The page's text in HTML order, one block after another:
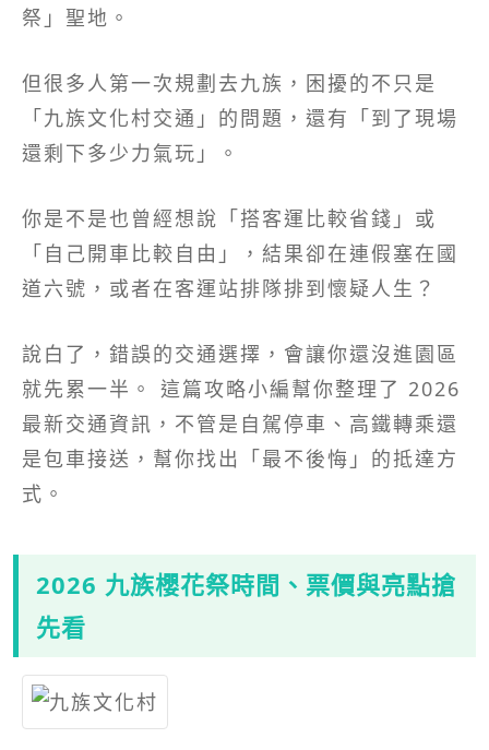
祭」聖地。
但很多人第一次規劃去九族，困擾的不只是
「九族文化村交通」的問題，還有「到了現場
還剩下多少力氣玩」。
你是不是也曾經想說「搭客運比較省錢」或
「自己開車比較自由」，結果卻在連假塞在國
道六號，或者在客運站排隊排到懷疑人生？
說白了，錯誤的交通選擇，會讓你還沒進園區
就先累一半。 這篇攻略小編幫你整理了 2026
最新交通資訊，不管是自駕停車、高鐵轉乘還
是包車接送，幫你找出「最不後悔」的抵達方
式。
2026 九族櫻花祭時間、票價與亮點搶
先看